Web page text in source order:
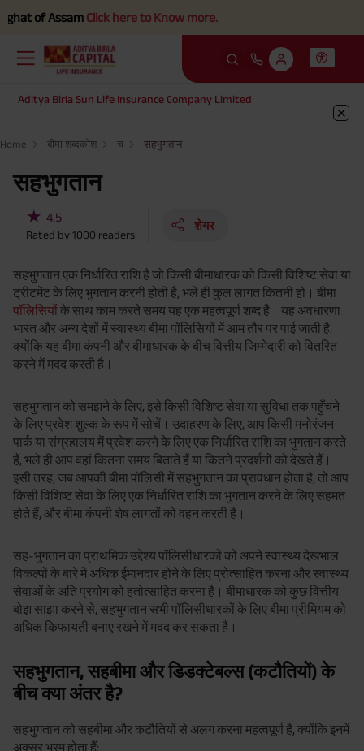
of AssamClick here to Know more.
Aditya Birla Sun Life Insurance Company Limited
Home बीमा शब्दकोश च सहभुगतान
सहभुगतान
★ 4.5
Rated by 1000 readers
शेयर
सहभुगतान एक निर्धारित राशि है जो किसी बीमाधारक को किसी विशिष्ट सेवा या
ट्रीटमेंट के लिए भुगतान करनी होती है, भले ही कुल लागत कितनी हो। बीमा
पॉलिसियोंके साथ काम करते समय यह एक महत्वपूर्ण शब्द है। यह अवधारणा
भारत और अन्य देशों में स्वास्थ्य बीमा पॉलिसियों में आम तौर पर पाई जाती है,
क्योंकि यह बीमा कंपनी और बीमाधारक के बीच वित्तीय जिम्मेदारी को वितरित
करने में मदद करती है।
सहभुगतान को समझने के लिए, इसे किसी विशिष्ट सेवा या सुविधा तक पहुँचने
के लिए प्रवेश शुल्क के रूप में सोचें। उदाहरण के लिए, आप किसी मनोरंजन
पार्क या संग्रहालय में प्रवेश करने के लिए एक निर्धारित राशि का भुगतान करते
हैं, भले ही आप वहां कितना समय बिताते हैं या कितने प्रदर्शनों को देखते हैं।
इसी तरह, जब आपकी बीमा पॉलिसी में सहभुगतान का प्रावधान होता है, तो आप
किसी विशिष्ट सेवा के लिए एक निर्धारित राशि का भुगतान करने के लिए सहमत
होते हैं, और बीमा कंपनी शेष लागतों को वहन करती है।
सह-भुगतान का प्राथमिक उद्देश्य पॉलिसीधारकों को अपने स्वास्थ्य देखभाल
विकल्पों के बारे में अधिक ईमानदार होने के लिए प्रोत्साहित करना और स्वास्थ्य
सेवाओं के अति प्रयोग को हतोत्साहित करना है। बीमाधारक को कुछ वित्तीय
बोझ साझा करने से, सहभुगतान सभी पॉलिसीधारकों के लिए बीमा प्रीमियम को
अधिक किफायती बनाए रखने में मदद कर सकता है।
सहभुगतान, सहबीमा और डिडक्टेबल्स (कटौतियों) के
बीच क्या अंतर है?
सहभुगतान को सहबीमा और कटौतियों से अलग करना महत्वपूर्ण है, क्योंकि इनमें
अक्सर भ्रम होता हैं: